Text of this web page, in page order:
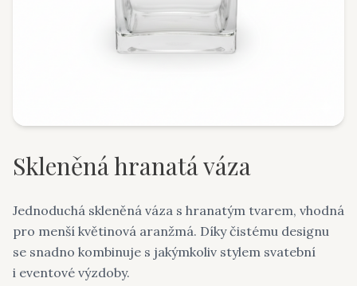
Skleněná hranatá váza
Jednoduchá skleněná váza s hranatým tvarem, vhodná
pro menší květinová aranžmá. Díky čistému designu
se snadno kombinuje s jakýmkoliv stylem svatební
i eventové výzdoby.